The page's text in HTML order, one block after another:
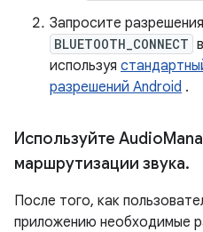
Запросите разрешения
BLUETOOTH_CONNECT
используя
разрешений Android .
Используйте Audio
маршрутизации звука.
После того, как
приложению необходимые